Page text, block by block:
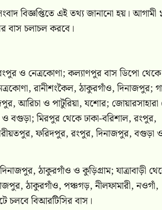
বিজ্ঞপ্তিতে এই তথ্য জানানো হয়। আগামী
বাস চলাচল করবে।
ও নেত্রকোণা; কল্যাণপুর বাস ডিপো থেকে
রানীশংকৈল, ঠাকুরগাঁও, দিনাজপুর;
আরিচা ও পাটুরিয়া, যশোর;
ও বগুড়া; মিরপুর থেকে ঢাকা-বরিশাল, রংপুর,
ফরিদপুর, রংপুর, দিনাজপুর, বগুড়া
ঠাকুরগাঁও ও কুড়িগ্রাম; যাত্রাবাড়ী
ঠাকুরগাঁও, পঞ্চগড়, নীলফামারী, নওগাঁ,
চলবে বিআরটিসির বাস।